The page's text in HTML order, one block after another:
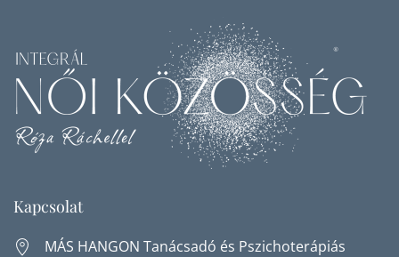
Kapcsolat
MÁS HANGON Tanácsadó és Pszichoterápiás